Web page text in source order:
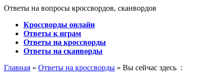
Ответы на вопросы кроссвордов, сканвордов
Кроссворды онлайн
Ответы к играм
Ответы на кроссворды
Ответы на сканворды
Главная » Ответы на кроссворды » Вы сейчас здесь :